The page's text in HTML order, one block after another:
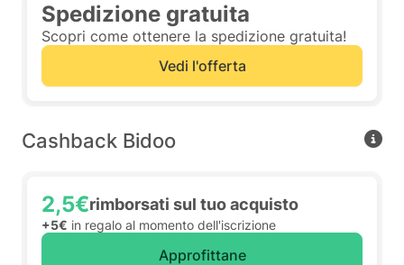
Spedizione gratuita
Scopri come ottenere la spedizione gratuita!
Vedi l'offerta
Cashback Bidoo
2,5€rimborsati sul tuo acquisto
+5€ in regalo al momento dell'iscrizione
Approfittane